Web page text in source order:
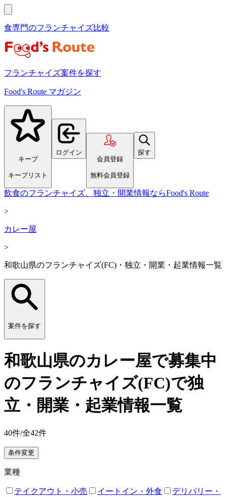
食専門のフランチャイズ比較
フランチャイズ案件を探す
Food's Route マガジン
キープ
キープリスト
ログイン
会員登録
無料会員登録
探す
飲食のフランチャイズ、独立・開業情報ならFood's Route
>
カレー屋
>
和歌山県のフランチャイズ(FC)・独立・開業・起業情報一覧
案件を探す
和歌山県のカレー屋で募集中
のフランチャイズ(FC)で独
立・開業・起業情報一覧
40件/全42件
条件変更
業種
テイクアウト・小売 イートイン・外食
デリバリー・